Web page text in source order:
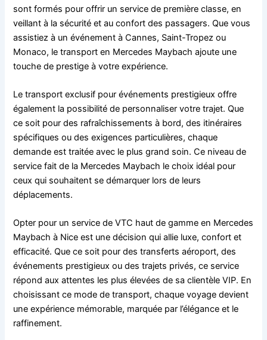
sont formés pour offrir un service de première classe, en
veillant à la sécurité et au confort des passagers. Que vous
assistiez à un événement à Cannes, Saint-Tropez ou
Monaco, le transport en Mercedes Maybach ajoute une
touche de prestige à votre expérience.
Le transport exclusif pour événements prestigieux offre
également la possibilité de personnaliser votre trajet. Que
ce soit pour des rafraîchissements à bord, des itinéraires
spécifiques ou des exigences particulières, chaque
demande est traitée avec le plus grand soin. Ce niveau de
service fait de la Mercedes Maybach le choix idéal pour
ceux qui souhaitent se démarquer lors de leurs
déplacements.
Opter pour un service de VTC haut de gamme en Mercedes
Maybach à Nice est une décision qui allie luxe, confort et
efficacité. Que ce soit pour des transferts aéroport, des
événements prestigieux ou des trajets privés, ce service
répond aux attentes les plus élevées de sa clientèle VIP. En
choisissant ce mode de transport, chaque voyage devient
une expérience mémorable, marquée par l’élégance et le
raffinement.